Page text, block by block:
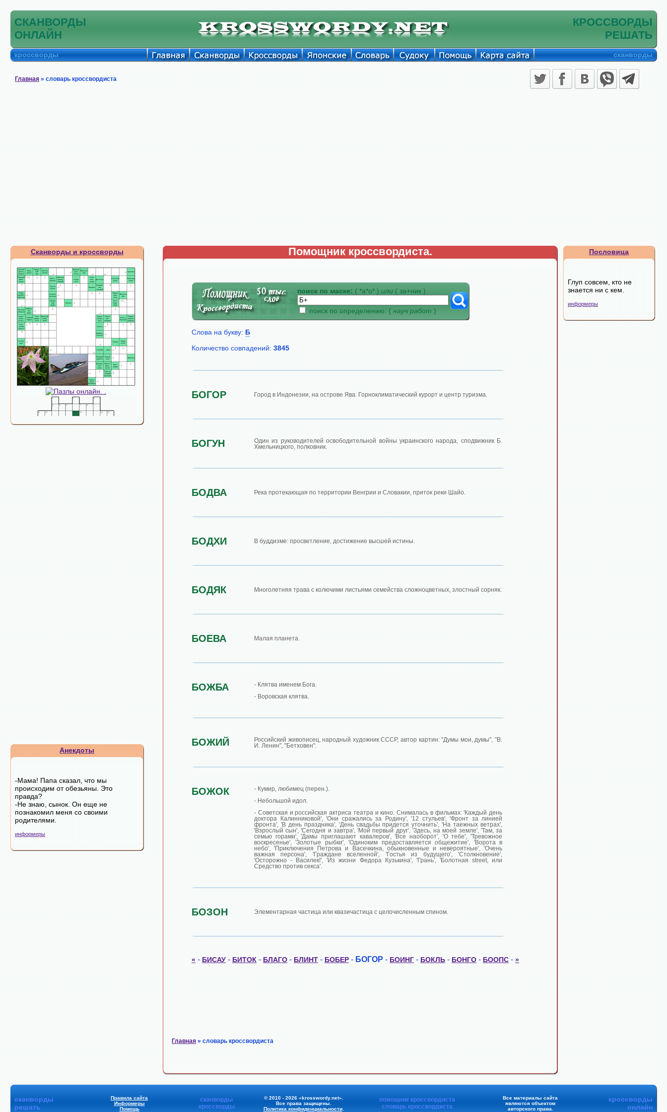
СКАНВОРДЫ
ОНЛАЙН
КРОССВОРДЫ
РЕШАТЬ
кроссворды сканворды
Главная » словарь кроссвордиста
Сканворды и кроссворды
Анекдоты
-Мама! Папа сказал, что мы
происходим от обезьяны. Это
правда?
-Не знаю, сынок. Он еще не
познакомил меня со своими
родителями.
информеры
Помощник кроссвордиста.
поиск по маске: ( *а*о* ) или ( за+ник )
поиск по определению: ( науч работ )
Слова на букву: Б
Количество совпадений: 3845
БОГОР Город в Индонезии, на острове Ява. Горноклиматический курорт и центр туризма.
БОГУН
Один из руководителей освободительной войны украинского народа, сподвижник Б.
Хмельницкого, полковник.
БОДВА Река протекающая по территории Венгрии и Словакии, приток реки Шайо.
БОДХИ В буддизме: просветление, достижение высшей истины.
БОДЯК Многолетняя трава с колючими листьями семейства сложноцветных, злостный сорняк.
БОЕВА Малая планета.
БОЖБА
- Клятва именем Бога.
- Воровская клятва.
БОЖИЙ
Российский живописец, народный художник СССР, автор картин: "Думы мои, думы", "В.
И. Ленин", "Бетховен".
БОЖОК
- Кумир, любимец (перен.).
- Небольшой идол.
- Советская и российская актриса театра и кино. Снималась в фильмах: 'Каждый день
доктора Калинниковой', 'Они сражались за Родину', '12 стульев', 'Фронт за линией
фронта', 'В день праздника', 'День свадьбы придется уточнить', 'На таежных ветрах',
'Взрослый сын', 'Сегодня и завтра', 'Мой первый друг', 'Здесь, на моей земле', 'Там, за
семью горами', 'Дамы приглашают кавалеров', 'Все наоборот', 'О тебе', 'Тревожное
воскресенье', 'Золотые рыбки', 'Одиноким предоставляется общежитие', 'Ворота в
небо', 'Приключения Петрова и Васечкина, обыкновенные и невероятные', 'Очень
важная персона', 'Граждане вселенной', 'Гостья из будущего', 'Столкновение',
'Осторожно - Василек!', 'Из жизни Федора Кузькина', 'Грань', 'Болотная street, или
Средство против секса'.
БОЗОН Элементарная частица или квазичастица с целочисленным спином.
« - БИСАУ - БИТОК - БЛАГО - БЛИНТ - БОБЕР - БОГОР - БОИНГ - БОКЛЬ - БОНГО - БООПС - »
Главная » словарь кроссвордиста
Пословица
Глуп совсем, кто не
знается ни с кем.
информеры
сканворды
решать
Правила сайта
Информеры
Помощь
сканворды
кроссворды
© 2010 - 2026 «krosswordy.net».
Все права защищены.
Политика конфиденциальности.
помощник кроссвордиста
словарь кроссвордиста
Все материалы сайта
являются объектом
авторского права.
кроссворды
онлайн